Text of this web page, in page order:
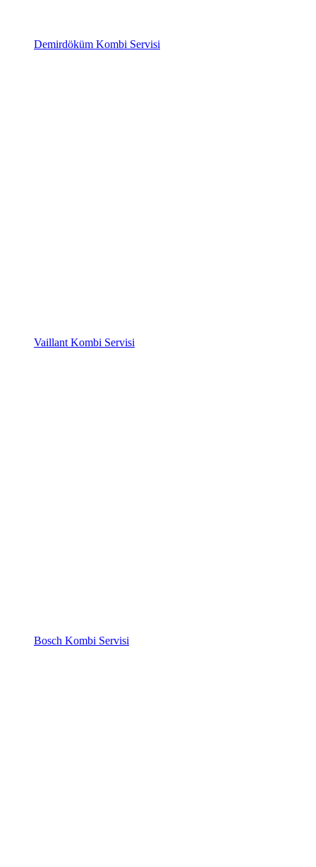
Demirdöküm Kombi Servisi
Vaillant Kombi Servisi
Bosch Kombi Servisi